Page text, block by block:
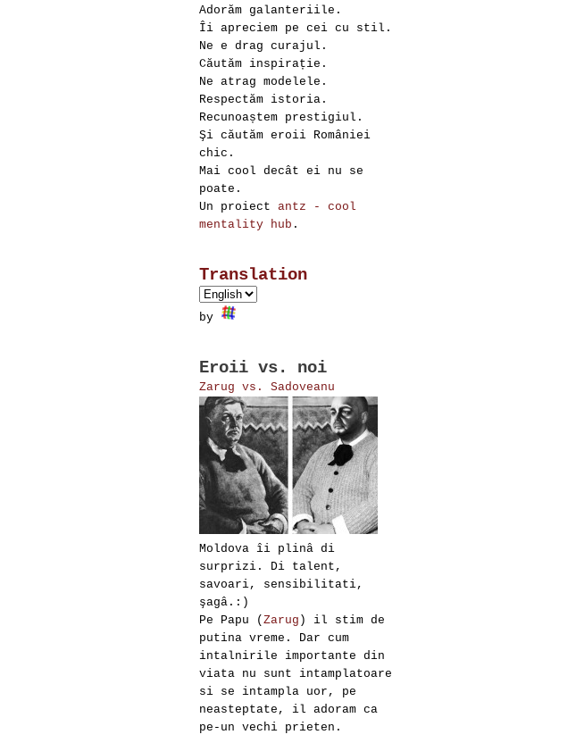
Adorăm galanteriile.
Îi apreciem pe cei cu stil.
Ne e drag curajul.
Căutăm inspirație.
Ne atrag modelele.
Respectăm istoria.
Recunoaștem prestigiul.
Şi căutăm eroii României
chic.
Mai cool decât ei nu se
poate.
Un proiect antz - cool
mentality hub .
Translation
by
Eroii vs. noi
Zarug vs. Sadoveanu
Moldova îi plinâ di
surprizi. Di talent,
savoari, sensibilitati,
şagâ.:)
Pe Papu ( Zarug ) il stim de
putina vreme. Dar cum
intalnirile importante din
viata nu sunt intamplatoare
si se intampla uor, pe
neasteptate, il adoram ca
pe-un vechi prieten.